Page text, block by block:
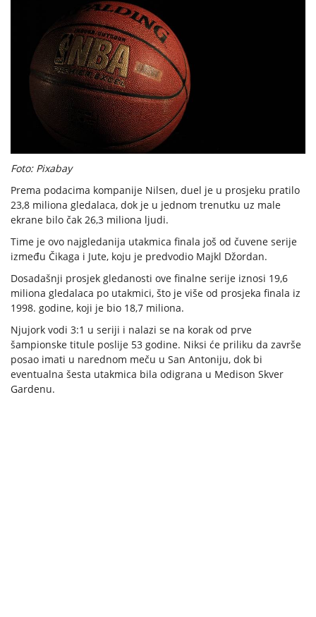
Foto: Pixabay
Prema podacima kompanije Nilsen, duel je u prosjeku pratilo
23,8 miliona gledalaca, dok je u jednom trenutku uz male
ekrane bilo čak 26,3 miliona ljudi.
Time je ovo najgledanija utakmica finala još od čuvene serije
između Čikaga i Jute, koju je predvodio Majkl Džordan.
Dosadašnji prosjek gledanosti ove finalne serije iznosi 19,6
miliona gledalaca po utakmici, što je više od prosjeka finala iz
1998. godine, koji je bio 18,7 miliona.
Njujork vodi 3:1 u seriji i nalazi se na korak od prve
šampionske titule poslije 53 godine. Niksi će priliku da završe
posao imati u narednom meču u San Antoniju, dok bi
eventualna šesta utakmica bila odigrana u Medison Skver
Gardenu.